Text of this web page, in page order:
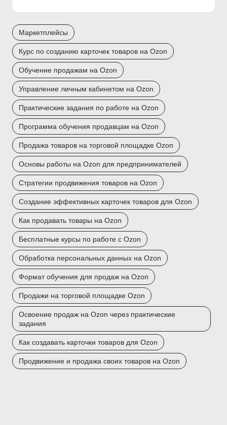
Маркетплейсы
Курс по созданию карточек товаров на Ozon
Обучение продажам на Ozon
Управление личным кабинетом на Ozon
Практические задания по работе на Ozon
Программа обучения продавцам на Ozon
Продажа товаров на торговой площадке Ozon
Основы работы на Ozon для предпринимателей
Стратегии продвижения товаров на Ozon
Создание эффективных карточек товаров для Ozon
Как продавать товары на Ozon
Бесплатные курсы по работе с Ozon
Обработка персональных данных на Ozon
Формат обучения для продаж на Ozon
Продажи на торговой площадке Ozon
Освоение продаж на Ozon через практические
задания
Как создавать карточки товаров для Ozon
Продвижение и продажа своих товаров на Ozon